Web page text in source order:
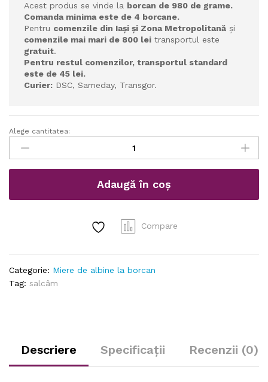
Acest produs se vinde la borcan de 980 de grame.
Comanda minima este de 4 borcane.
Pentru comenzile din Iași și Zona Metropolitană și
comenzile mai mari de 800 lei transportul este
gratuit.
Pentru restul comenzilor, transportul standard
este de 45 lei.
Curier: DSC, Sameday, Transgor.
Miere
albine
Flori
Salcâm
980g
Alege cantitatea:
Adaugă în coș
Compare
Categorie: Miere de albine la borcan
Tag: salcâm
Descriere Specificații Recenzii (0)